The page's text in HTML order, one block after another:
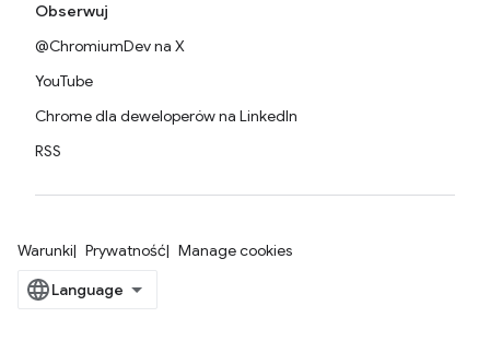
Obserwuj
@ChromiumDev na X
YouTube
Chrome dla deweloperów na LinkedIn
RSS
Warunki Prywatność Manage cookies